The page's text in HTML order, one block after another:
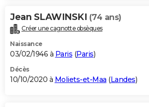
Carte de Noël
Carte Bonne année
Carte Saint-Valentin
Carte Pâques
Carte d'anniversaire
DICTIONNAIRE
Dictionnaire
Biographies
Citations
Expressions
Proverbes
PROGRAMME TV
S'inscrire
Se connecter
Lycées
Collèges
Primaires
Universités
Entreprises
Service militaire
Avis de recherche
AVIS DE DÉCÈS
Jean SLAWINSKI (74 ans)
Créer une cagnotte obsèques
Naissance
03/02/1946 à Paris (Paris)
Décès
10/10/2020 à Moliets-et-Maa (Landes)